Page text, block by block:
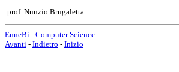
prof. Nunzio Brugaletta
EnneBi - Computer Science
Avanti - Indietro - Inizio